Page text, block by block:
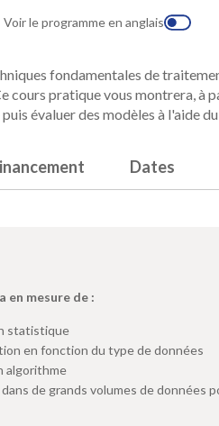
Voir le programme en anglais
fondamentales de
cours pratique vous montrera, à
évaluer des modèles à l'aide du
Dates
en mesure de :
statistique
en fonction du type de données
algorithme
de grands volumes de données